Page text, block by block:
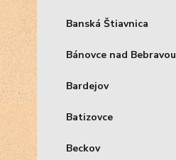
Banská Štiavnica
Bánovce nad Bebravou
Bardejov
Batizovce
Beckov